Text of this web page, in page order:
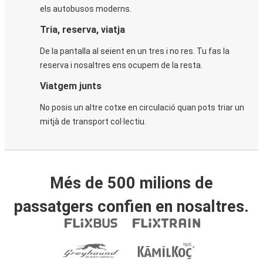
els autobusos moderns.
Tria, reserva, viatja
De la pantalla al seient en un tres i no res. Tu fas la
reserva i nosaltres ens ocupem de la resta.
Viatgem junts
No posis un altre cotxe en circulació quan pots triar un
mitjà de transport col·lectiu.
Més de 500 milions de
passatgers confien en nosaltres.